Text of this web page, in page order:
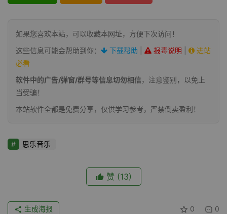
如果您喜欢本站，可以收藏本网址，方便下次访问！
这些信息可能会帮助到你：
下载帮助 报毒说明
进站
必看
软件中的广告/弹窗/群号等信息切勿相信，注意鉴别，以免上
当受骗！
本站软件全都是免费分享，仅供学习参考，严禁倒卖盈利！
思乐音乐
赞 (13)
0 0
生成海报